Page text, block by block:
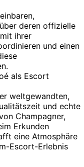
deren offizielle
ihrer
und einen
als Escort
weltgewandten,
und echte
Champagner,
Erkunden
eine Atmosphäre
Escort-Erlebnis